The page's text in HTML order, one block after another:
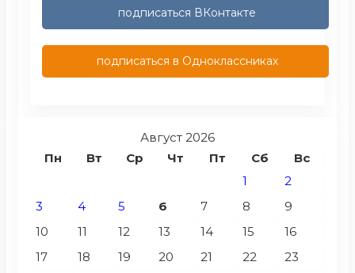
подписаться ВКонтакте
подписаться в Одноклассниках
Август 2026
Пн
Вт Ср Чт Пт Сб Вс
1
2
3
4 5 6 7 8
9
10
11 12 13 14 15
16
17
18 19 20 21 22
23